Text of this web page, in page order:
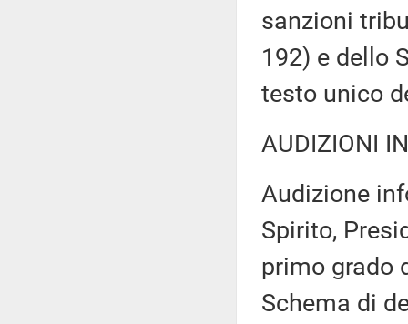
sanzioni
192) e dello
testo unico
AUDIZIONI
Audizione
Spirito,
primo grado
Schema di